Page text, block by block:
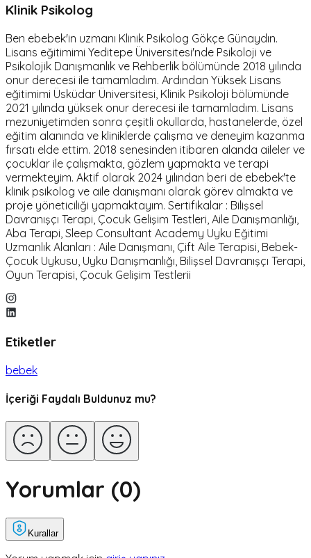
Klinik Psikolog
Ben ebebek'in uzmanı Klinik Psikolog Gökçe Günaydın.
Lisans eğitimimi Yeditepe Üniversitesi'nde Psikoloji ve
Psikolojik Danışmanlık ve Rehberlik bölümünde 2018 yılında
onur derecesi ile tamamladım. Ardından Yüksek Lisans
eğitimimi Üsküdar Üniversitesi, Klinik Psikoloji bölümünde
2021 yılında yüksek onur derecesi ile tamamladım. Lisans
mezuniyetimden sonra çeşitli okullarda, hastanelerde, özel
eğitim alanında ve kliniklerde çalışma ve deneyim kazanma
fırsatı elde ettim. 2018 senesinden itibaren alanda aileler ve
çocuklar ile çalışmakta, gözlem yapmakta ve terapi
vermekteyim. Aktif olarak 2024 yılından beri de ebebek'te
klinik psikolog ve aile danışmanı olarak görev almakta ve
proje yöneticiliği yapmaktayım. Sertifikalar : Bilişsel
Davranışçı Terapi, Çocuk Gelişim Testleri, Aile Danışmanlığı,
Aba Terapi, Sleep Consultant Academy Uyku Eğitimi
Uzmanlık Alanları : Aile Danışmanı, Çift Aile Terapisi, Bebek-
Çocuk Uykusu, Uyku Danışmanlığı, Bilişsel Davranışçı Terapi,
Oyun Terapisi, Çocuk Gelişim Testlerii
Etiketler
bebek
İçeriği Faydalı Buldunuz mu?
Yorumlar (0)
Kurallar